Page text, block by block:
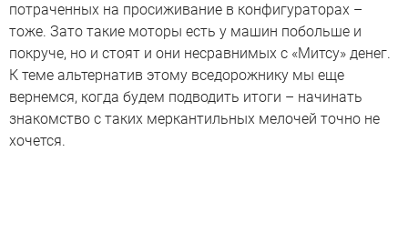
потраченных на просиживание в конфигураторах –
тоже. Зато такие моторы есть у машин побольше и
покруче, но и стоят и они несравнимых с «Митсу» денег.
К теме альтернатив этому вседорожнику мы еще
вернемся, когда будем подводить итоги – начинать
знакомство с таких меркантильных мелочей точно не
хочется.